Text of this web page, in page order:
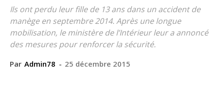
Ils ont perdu leur fille de 13 ans dans un accident de
manège en septembre 2014. Après une longue
mobilisation, le ministère de l’Intérieur leur a annoncé
des mesures pour renforcer la sécurité.
Par Admin78 - 25 décembre 2015